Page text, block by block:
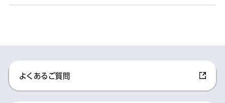
よくあるご質問